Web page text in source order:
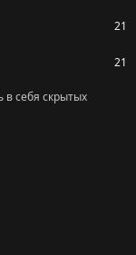
21
21
себя скрытых